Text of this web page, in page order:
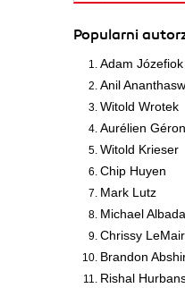
Popularni
Adam Józefiok
Anil
Witold Wrotek
Aurélien Géron
Witold Krieser
Chip Huyen
Mark Lutz
Michael Albada
Chrissy
Brandon
Rishal